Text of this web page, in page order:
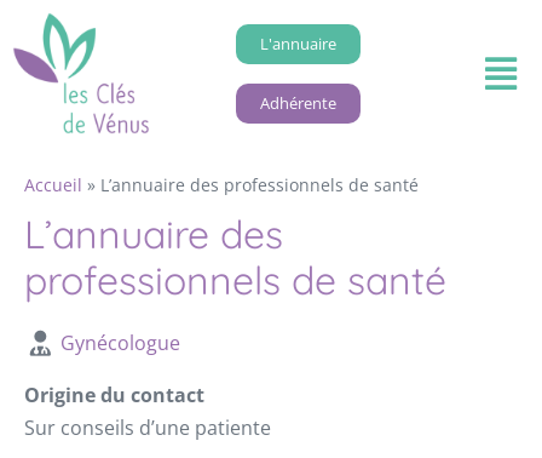
L'annuaire
Adhérente
Accueil » L’annuaire des professionnels de santé
L’annuaire des
professionnels de santé
Gynécologue
Origine du contact
Sur conseils d’une patiente